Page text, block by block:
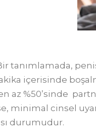
tanımlamada,
içerisinde
az %50’sinde
minimal cinsel
durumudur.